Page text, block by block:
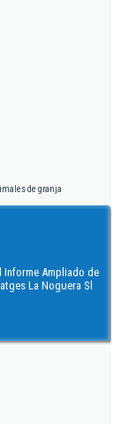
de granja
Informe Ampliado de
La Noguera Sl